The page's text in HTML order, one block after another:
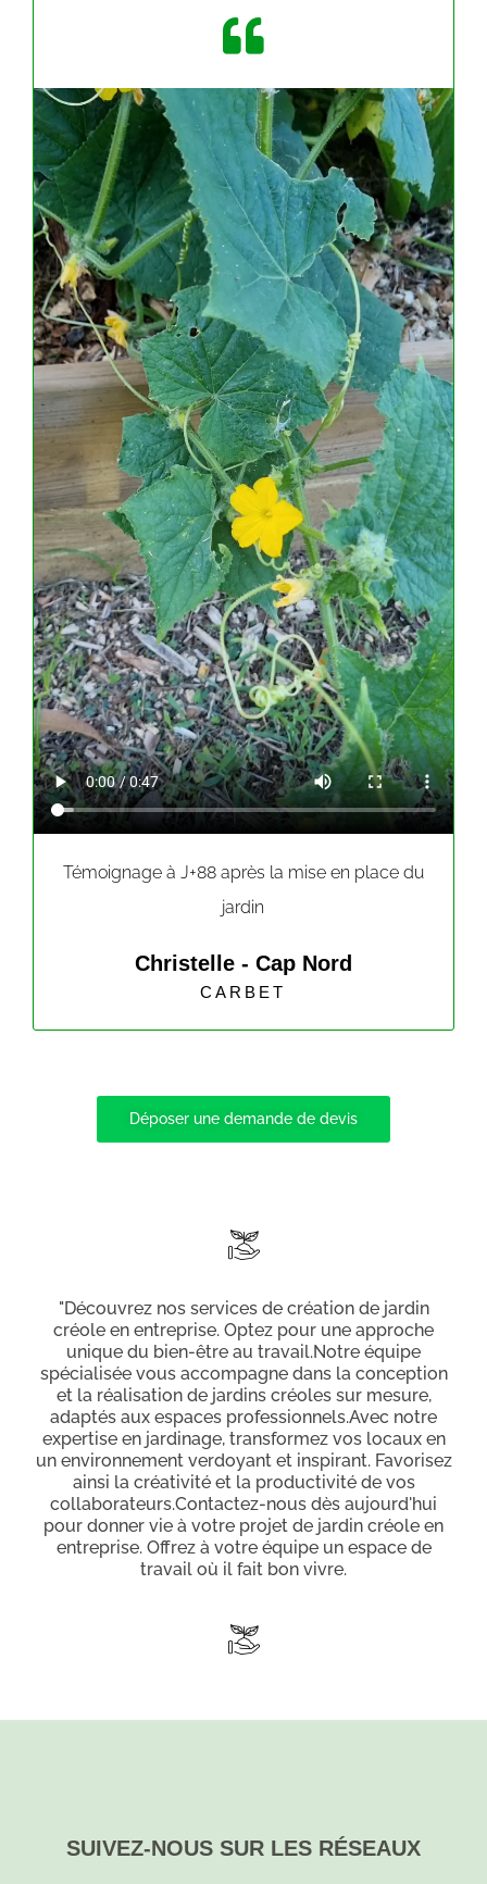
Témoignage à J+88 après la mise en place du
jardin
Christelle - Cap Nord
CARBET
Déposer une demande de devis
"Découvrez nos services de création de jardin
créole en entreprise. Optez pour une approche
unique du bien-être au travail.Notre équipe
spécialisée vous accompagne dans la conception
et la réalisation de jardins créoles sur mesure,
adaptés aux espaces professionnels.Avec notre
expertise en jardinage, transformez vos locaux en
un environnement verdoyant et inspirant. Favorisez
ainsi la créativité et la productivité de vos
collaborateurs.Contactez-nous dès aujourd'hui
pour donner vie à votre projet de jardin créole en
entreprise. Offrez à votre équipe un espace de
travail où il fait bon vivre.
SUIVEZ-NOUS SUR LES RÉSEAUX